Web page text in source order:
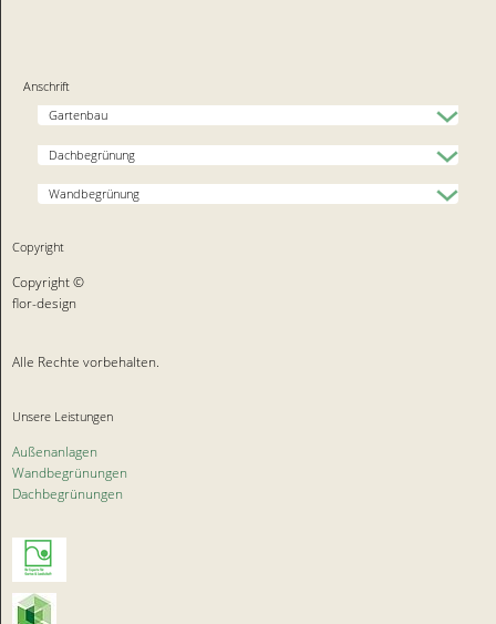
Anschrift
Gartenbau
Dachbegrünung
Wandbegrünung
Copyright
Copyright ©
flor-design
Alle Rechte vorbehalten.
Unsere Leistungen
Außenanlagen
Wandbegrünungen
Dachbegrünungen